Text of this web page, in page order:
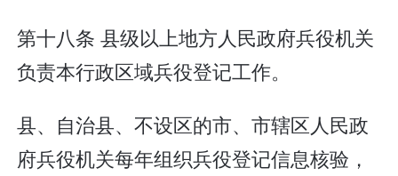
第十八条 县级以上地方人民政府兵役机关
负责本行政区域兵役登记工作。
县、自治县、不设区的市、市辖区人民政
府兵役机关每年组织兵役登记信息核验，